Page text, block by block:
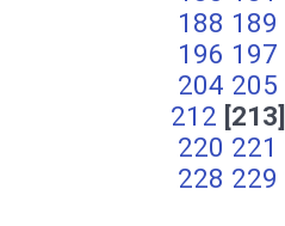
188 189
196 197
204 205
212 [213]
220 221
228 229